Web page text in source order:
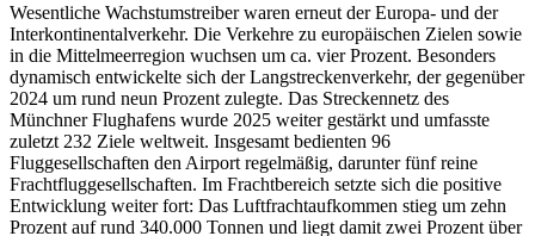
Wesentliche Wachstumstreiber waren erneut der Europa- und der
Interkontinentalverkehr. Die Verkehre zu europäischen Zielen sowie
in die Mittelmeerregion wuchsen um ca. vier Prozent. Besonders
dynamisch entwickelte sich der Langstreckenverkehr, der gegenüber
2024 um rund neun Prozent zulegte. Das Streckennetz des
Münchner Flughafens wurde 2025 weiter gestärkt und umfasste
zuletzt 232 Ziele weltweit. Insgesamt bedienten 96
Fluggesellschaften den Airport regelmäßig, darunter fünf reine
Frachtfluggesellschaften. Im Frachtbereich setzte sich die positive
Entwicklung weiter fort: Das Luftfrachtaufkommen stieg um zehn
Prozent auf rund 340.000 Tonnen und liegt damit zwei Prozent über